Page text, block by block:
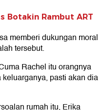
Botakin Rambut ART
memberi dukungan moral
tersebut.
Rachel itu orangnya
pasti akan dia
rumah itu, Erika